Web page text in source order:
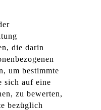
die darin
um bestimmte
sich auf eine
zu bewerten,
bezüglich